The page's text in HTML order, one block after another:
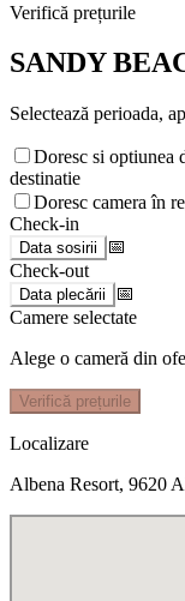
Verifică prețurile
SANDY
Selectează perioada,
Doresc si optiunea
destinatie
Doresc camera în
Check-in
Data sosirii
📅
Check-out
Data plecării
📅
Camere selectate
Alege o cameră din
Verifică prețurile
Localizare
Albena Resort, 9620